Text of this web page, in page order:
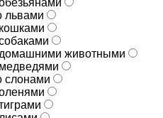
львами
животными
слонами